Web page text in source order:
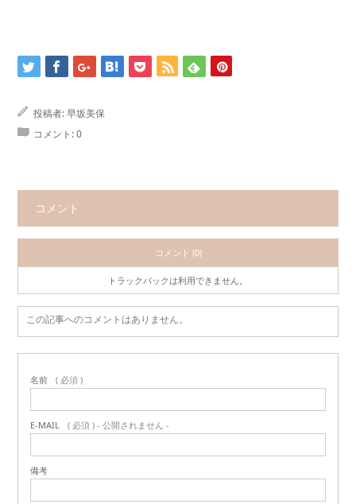
投稿者:早坂美保
コメント:0
コメント
コメント (0)
トラックバックは利用できません。
この記事へのコメントはありません。
名前 ( 必須 )
E-MAIL ( 必須 ) - 公開されません -
備考